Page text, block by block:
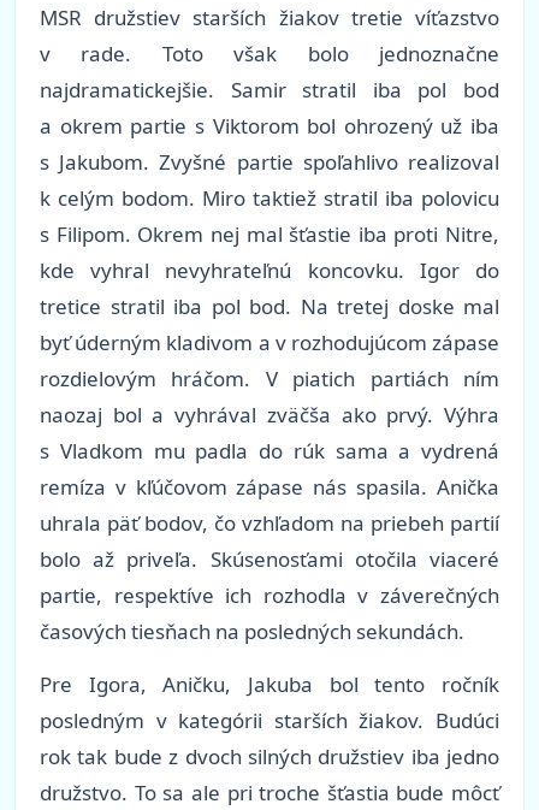
MSR družstiev starších žiakov tretie víťazstvo
v rade. Toto však bolo jednoznačne
najdramatickejšie. Samir stratil iba pol bod
a okrem partie s Viktorom bol ohrozený už iba
s Jakubom. Zvyšné partie spoľahlivo realizoval
k celým bodom. Miro taktiež stratil iba polovicu
s Filipom. Okrem nej mal šťastie iba proti Nitre,
kde vyhral nevyhrateľnú koncovku. Igor do
tretice stratil iba pol bod. Na tretej doske mal
byť úderným kladivom a v rozhodujúcom zápase
rozdielovým hráčom. V piatich partiách ním
naozaj bol a vyhrával zväčša ako prvý. Výhra
s Vladkom mu padla do rúk sama a vydrená
remíza v kľúčovom zápase nás spasila. Anička
uhrala päť bodov, čo vzhľadom na priebeh partií
bolo až priveľa. Skúsenosťami otočila viaceré
partie, respektíve ich rozhodla v záverečných
časových tiesňach na posledných sekundách.
Pre Igora, Aničku, Jakuba bol tento ročník
posledným v kategórii starších žiakov. Budúci
rok tak bude z dvoch silných družstiev iba jedno
družstvo. To sa ale pri troche šťastia bude môcť